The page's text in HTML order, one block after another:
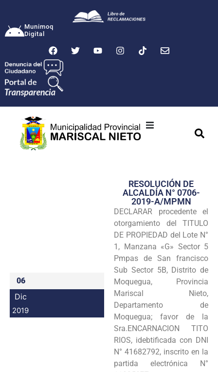
Munimoq
Digital
Transparencia
Seguridad
Programas
Intranet
06
Dic
2019
RESOLUCIÓN DE
ALCALDÍA N° 0706-
2019-A/MPMN
DECLARAR procedente el
otorgamiento del TITULO
DE PROPIEDAD del Lote N°
1, Manzana «G» Sector 5
Pmpas de San francisco
Sub Sector 5B, Distrito de
Moquegua, Provincia
Mariscal Nieto,
Departamento de
Moquegua; favor de la
Sra.ENCARNACION TITO
RIOS, idebtificada con DNI
N° 41682792, inscrito en la
partida electrónica N°